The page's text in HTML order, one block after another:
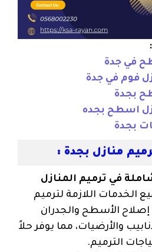
في جدة
فوم في جدة
بجدة
اسطح بجده
بجدة
منازل بجدة :
في ترميم المنازل
الخدمات اللازمة لترميم
إصلاح الأسطح والجدران
والأرضيات، مما يوفر حلاً
الترميم.